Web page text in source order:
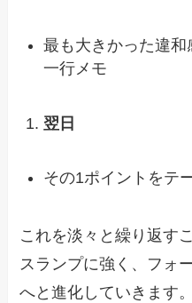
最も大きかった違和
一行メモ
翌日
その1ポイントをテ
これを淡々と繰り返す
スランプに強く、フォ
へと進化していきます。